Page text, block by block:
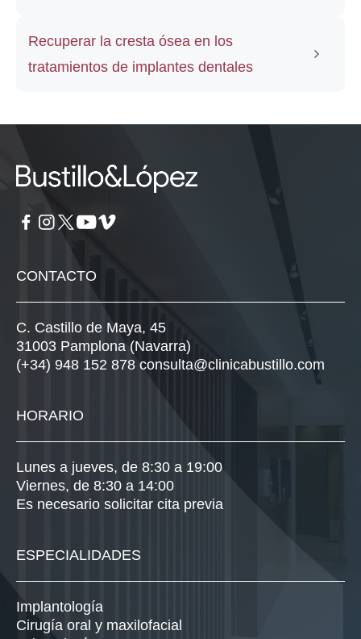
Recuperar la cresta ósea en los
tratamientos de implantes dentales
CONTACTO
C. Castillo de Maya, 45
31003 Pamplona (Navarra)
(+34) 948 152 878 consulta@clinicabustillo.com
HORARIO
Lunes a jueves, de 8:30 a 19:00
Viernes, de 8:30 a 14:00
Es necesario solicitar cita previa
ESPECIALIDADES
Implantología
Cirugía oral y maxilofacial